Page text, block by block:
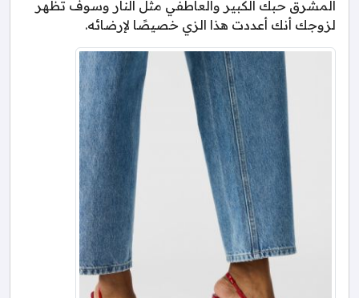
المشرق حبك الكبير والعاطفي مثل النار وسوف تظهر
لزوجك أنك أعددت هذا الزي خصيصًا لإرضائه.